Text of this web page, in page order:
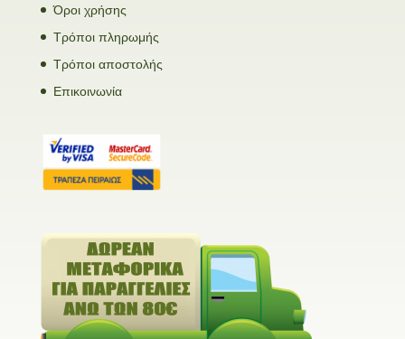
Όροι χρήσης
Τρόποι πληρωμής
Τρόποι αποστολής
Επικοινωνία